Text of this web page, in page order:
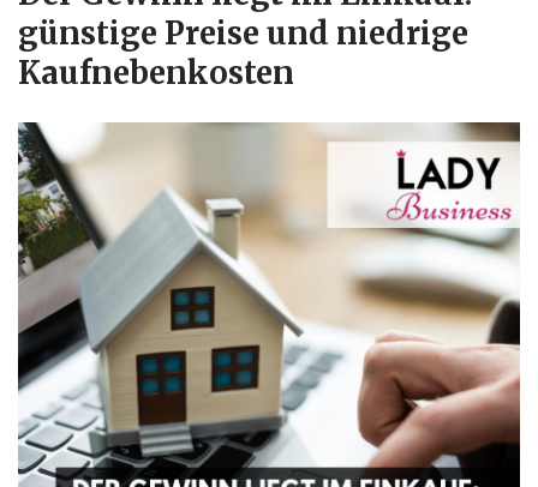
günstige Preise und niedrige
Kaufnebenkosten